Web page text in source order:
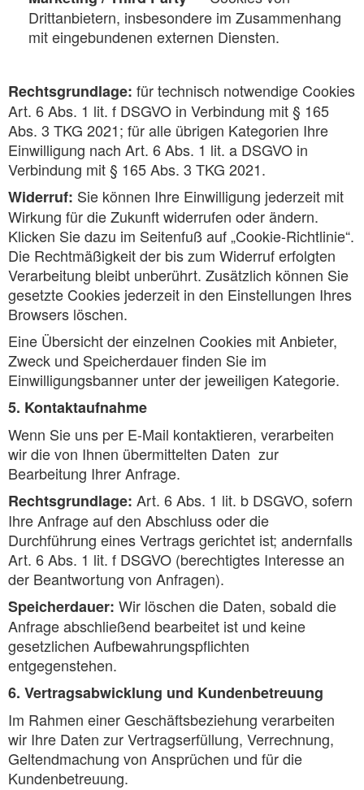
Drittanbietern, insbesondere im Zusammenhang
mit eingebundenen externen Diensten.
Rechtsgrundlage: für technisch notwendige Cookies
Art. 6 Abs. 1 lit. f DSGVO in Verbindung mit § 165
Abs. 3 TKG 2021; für alle übrigen Kategorien Ihre
Einwilligung nach Art. 6 Abs. 1 lit. a DSGVO in
Verbindung mit § 165 Abs. 3 TKG 2021.
Widerruf: Sie können Ihre Einwilligung jederzeit mit
Wirkung für die Zukunft widerrufen oder ändern.
Klicken Sie dazu im Seitenfuß auf „Cookie-Richtlinie“.
Die Rechtmäßigkeit der bis zum Widerruf erfolgten
Verarbeitung bleibt unberührt. Zusätzlich können Sie
gesetzte Cookies jederzeit in den Einstellungen Ihres
Browsers löschen.
Eine Übersicht der einzelnen Cookies mit Anbieter,
Zweck und Speicherdauer finden Sie im
Einwilligungsbanner unter der jeweiligen Kategorie.
5. Kontaktaufnahme
Wenn Sie uns per E-Mail kontaktieren, verarbeiten
wir die von Ihnen übermittelten Daten zur
Bearbeitung Ihrer Anfrage.
Rechtsgrundlage: Art. 6 Abs. 1 lit. b DSGVO, sofern
Ihre Anfrage auf den Abschluss oder die
Durchführung eines Vertrags gerichtet ist; andernfalls
Art. 6 Abs. 1 lit. f DSGVO (berechtigtes Interesse an
der Beantwortung von Anfragen).
Speicherdauer: Wir löschen die Daten, sobald die
Anfrage abschließend bearbeitet ist und keine
gesetzlichen Aufbewahrungspflichten
entgegenstehen.
6. Vertragsabwicklung und Kundenbetreuung
Im Rahmen einer Geschäftsbeziehung verarbeiten
wir Ihre Daten zur Vertragserfüllung, Verrechnung,
Geltendmachung von Ansprüchen und für die
Kundenbetreuung.